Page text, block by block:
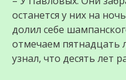
останется у них на
долил себе
отмечаем пятнадцать
узнал, что десять лет